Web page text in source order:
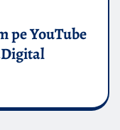
pe YouTube